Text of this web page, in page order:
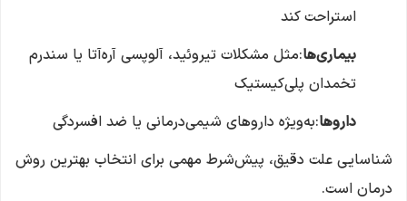
استراحت کند
بیماری‌ها:مثل مشکلات تیروئید، آلوپسی آره‌آتا یا سندرم
تخمدان پلی‌کیستیک
داروها:به‌ویژه داروهای شیمی‌درمانی یا ضد افسردگی
شناسایی علت دقیق، پیش‌شرط مهمی برای انتخاب بهترین روش
درمان است.